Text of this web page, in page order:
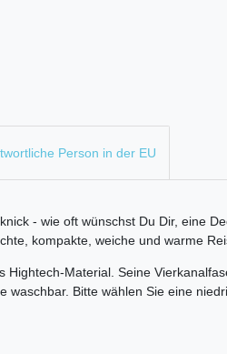
Person in der EU
- wie oft wünschst Du Dir, eine
kompakte, weiche und warme
Hightech-Material. Seine
Bitte wählen Sie eine